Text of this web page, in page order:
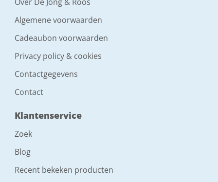
Algemene voorwaarden
Cadeaubon voorwaarden
Privacy policy & cookies
Contactgegevens
Contact
Klantenservice
Zoek
Blog
Recent bekeken producten